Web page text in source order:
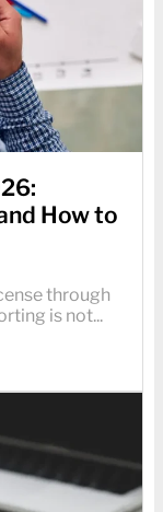
How to
through
is not...